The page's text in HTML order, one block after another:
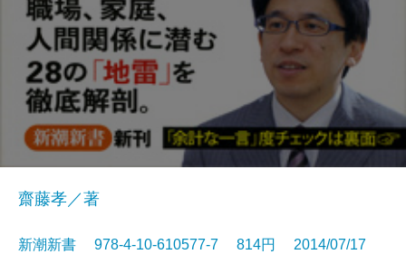
齋藤孝／著
新潮新書 978-4-10-610577-7 814円 2014/07/17